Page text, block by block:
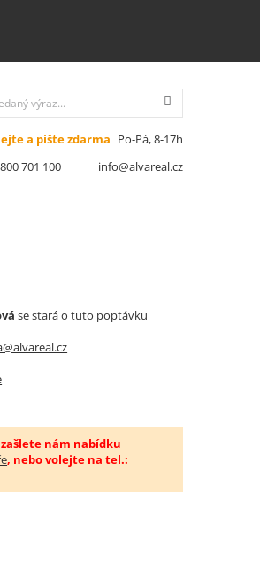
a pište zdarma Po-Pá, 8-17h
800 701 100
info@alvareal.cz
se stará o tuto poptávku
nám nabídku
, nebo volejte na tel.: